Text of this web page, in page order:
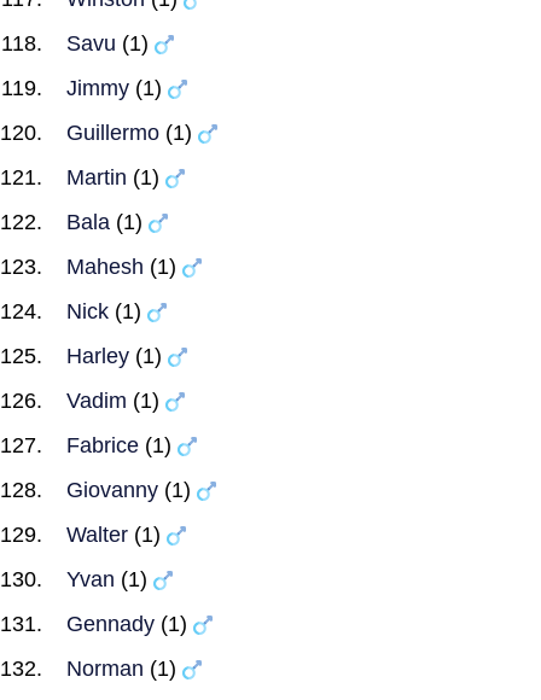
Savu (1)
Jimmy (1)
Guillermo (1)
Martin (1)
Bala (1)
Mahesh (1)
Nick (1)
Harley (1)
Vadim (1)
Fabrice (1)
Giovanny (1)
Walter (1)
Yvan (1)
Gennady (1)
Norman (1)